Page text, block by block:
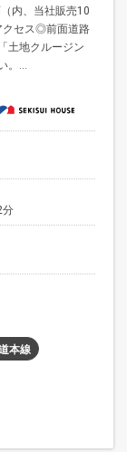
内、当社販売10
クセス◎前面道路
土地クルージン
。...
分
本線